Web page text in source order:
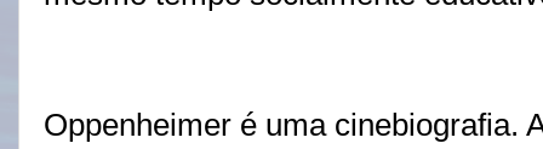
Oppenheimer é uma cinebiografia.